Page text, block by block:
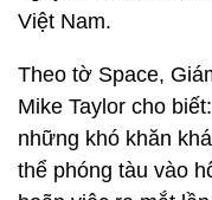
Việt Nam.
Theo tờ Space,
Mike Taylor cho
những khó khăn
thể phóng tàu vào